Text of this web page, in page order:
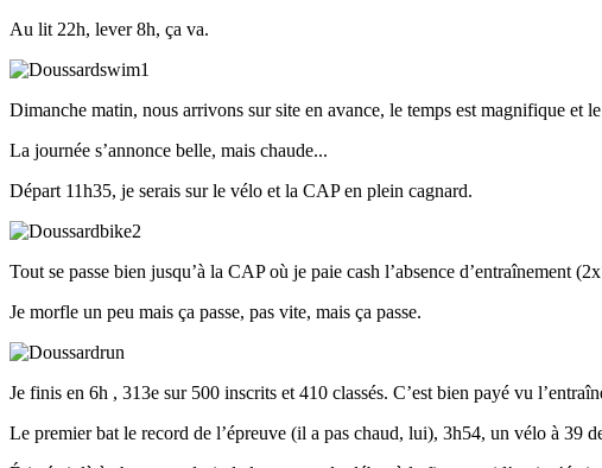
Au lit 22h, lever 8h, ça va.
Dimanche matin, nous arrivons sur site en avance, le temps est magnifique et
La journée s’annonce belle, mais chaude...
Départ 11h35, je serais sur le vélo et la CAP en plein cagnard.
Tout se passe bien jusqu’à la CAP où je paie cash l’absence d’entraînement
Je morfle un peu mais ça passe, pas vite, mais ça passe.
Je finis en 6h , 313e sur 500 inscrits et 410 classés. C’est bien payé vu
Le premier bat le record de l’épreuve (il a pas chaud, lui), 3h54, un vélo à 39